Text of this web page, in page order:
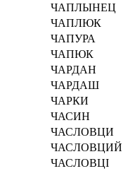
ЧАПЛЫНЕЦ
ЧАПЛЮК
ЧАПУРА
ЧАПЮК
ЧАРДАН
ЧАРДАШ
ЧАРКИ
ЧАСИН
ЧАСЛОВЦИ
ЧАСЛОВЦИЙ
ЧАСЛОВЦІ